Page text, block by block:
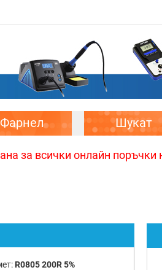
Фарнел Шукат
за всички онлайн
R0805 200R 5%